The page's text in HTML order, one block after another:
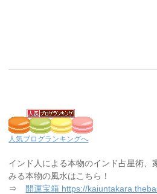
人気ブログランキングへ
インド人による本物のインド占星術、
みる本物の風水はこちら！
⇒ 開運宝箱 https://